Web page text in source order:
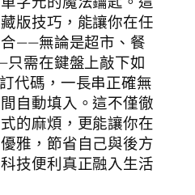
版技巧，能讓你在任
——無論是超市、餐
需在鍵盤上敲下如
代碼，一長串正確無
自動填入。這不僅徹
的麻煩，更能讓你在
雅，節省自己與後方
技便利真正融入生活